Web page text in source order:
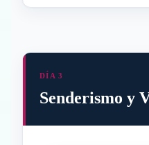
DÍA 3
Senderismo y